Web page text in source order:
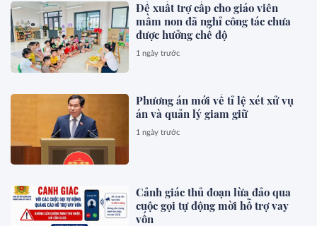
Đề xuất trợ cấp cho giáo viên
mầm non đã nghỉ công tác chưa
được hưởng chế độ
1 ngày trước
Phương án mới về tỉ lệ xét xử vụ
án và quản lý giam giữ
1 ngày trước
Cảnh giác thủ đoạn lừa đảo qua
cuộc gọi tự động mời hỗ trợ vay
vốn